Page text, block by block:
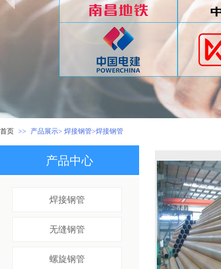
首页 >> 产品展示> 焊接钢管>焊接钢管
产品中心
焊接钢管
无缝钢管
螺旋钢管